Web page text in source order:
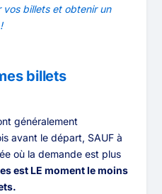
vos billets et obtenir un
billets
généralement
avant le départ, SAUF à
où la demande est plus
est LE moment le moins